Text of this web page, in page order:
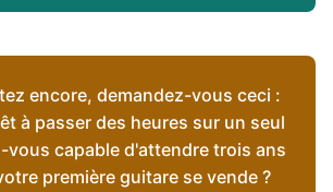
encore, demandez-vous ceci :
à passer des heures sur un seul
vous capable d'attendre trois ans
première guitare se vende ?